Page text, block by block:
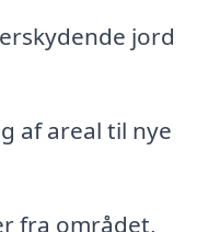
jord
af areal til nye
fra området,